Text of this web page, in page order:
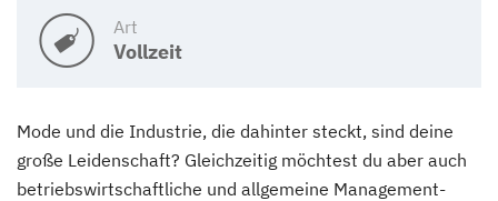
Art
Vollzeit
Mode und die Industrie, die dahinter steckt, sind deine
große Leidenschaft? Gleichzeitig möchtest du aber auch
betriebswirtschaftliche und allgemeine Management-